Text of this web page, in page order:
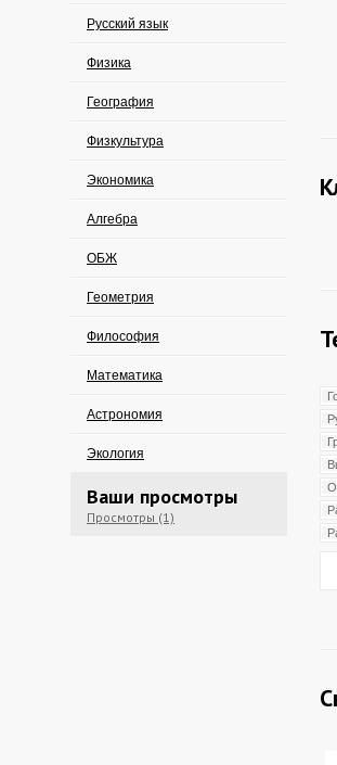
Русский язык
Физика
География
Физкультура
Экономика
Алгебра
ОБЖ
Геометрия
Философия
Математика
Астрономия
Экология
Ваши просмотры
Просмотры (1)